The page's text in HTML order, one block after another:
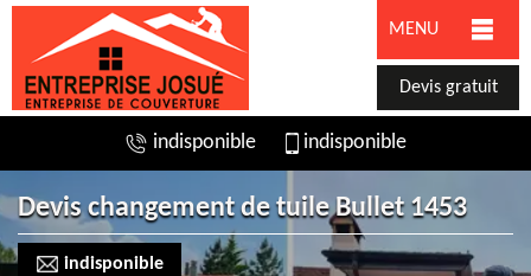
MENU
Devis gratuit
indisponible indisponible
Devis changement de tuile Bullet 1453
indisponible